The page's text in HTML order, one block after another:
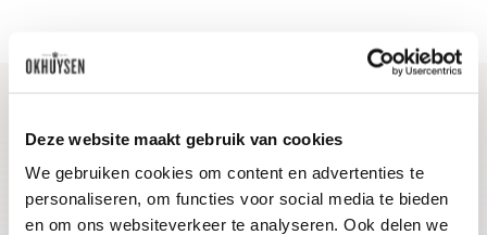
Deze website maakt gebruik van cookies
We gebruiken cookies om content en advertenties te
personaliseren, om functies voor social media te bieden
en om ons websiteverkeer te analyseren. Ook delen we
Blijf op de hoogte
Ontvang het laatste wijnnieuws, proeverijen en
evenementen